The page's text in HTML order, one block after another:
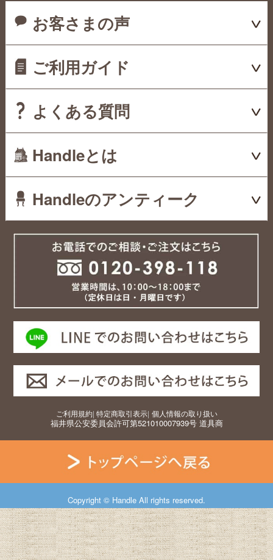
お客さまの声
ご利用ガイド
よくある質問
Handleとは
Handleのアンティーク
ご利用規約| 特定商取引表示| 個人情報の取り扱い
福井県公安委員会許可第521010007939号 道具商
Copyright © Handle All rights reserved.